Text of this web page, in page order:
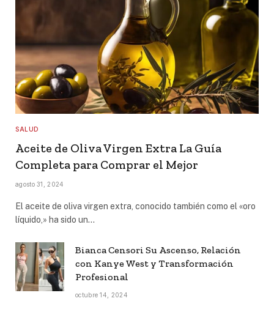
SALUD
Aceite de Oliva Virgen Extra La Guía
Completa para Comprar el Mejor
agosto 31, 2024
El aceite de oliva virgen extra, conocido también como el «oro
líquido,» ha sido un…
Bianca Censori Su Ascenso, Relación
con Kanye West y Transformación
Profesional
octubre 14, 2024